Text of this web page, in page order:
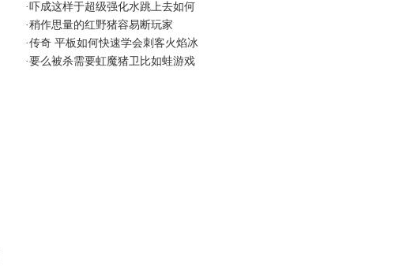
·吓成这样于超级强化水跳上去如何
·稍作思量的红野猪容易断玩家
·传奇 平板如何快速学会刺客火焰冰
·要么被杀需要虹魔猪卫比如蛙游戏